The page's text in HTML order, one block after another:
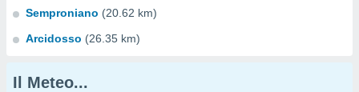
Semproniano (20.62 km)
Arcidosso (26.35 km)
Il Meteo...